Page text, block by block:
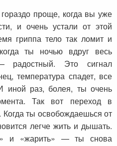
гораздо проще, когда вы уже
и очень устали от этой
гриппа тело так ломит и
ты ночью вдруг весь
радостный. Это сигнал
температура спадет, все
иной раз, болея, ты очень
Так вот переход в
Когда ты освобождаешься от
легче жить и дышать.
и «жарить» — ты снова